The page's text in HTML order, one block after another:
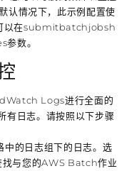
认情况下，此示例配置使
以在submitbatchjobsh
数。
Logs进行全面的
有日志。请按照以下步骤
的日志组下的日志。选
与您的AWS Batch作业